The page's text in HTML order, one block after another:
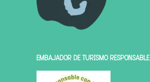
EMBAJADOR DE TURISMO RESPONSABLE